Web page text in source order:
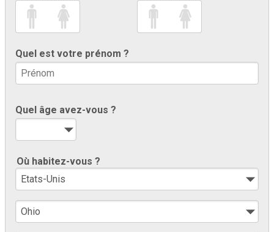
Quel est votre prénom ?
Quel âge avez-vous ?
Où habitez-vous ?